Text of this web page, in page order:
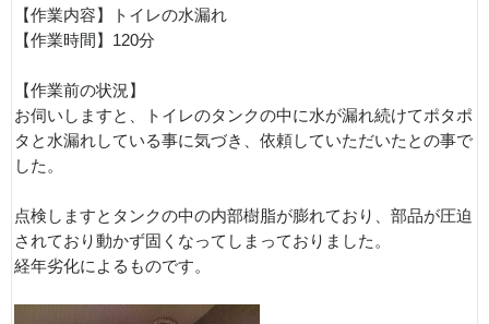
【作業内容】トイレの水漏れ
【作業時間】120分
【作業前の状況】
お伺いしますと、トイレのタンクの中に水が漏れ続けてポタポ
タと水漏れしている事に気づき、依頼していただいたとの事で
した。
点検しますとタンクの中の内部樹脂が膨れており、部品が圧迫
されており動かず固くなってしまっておりました。
経年劣化によるものです。